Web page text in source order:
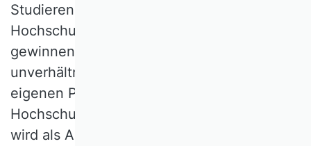
Studierenden gegenüber denen von
Hochschullehrenden her. Im Ergebnis
gewinnen damit Studierende
unverhältnismäßig viel Einfluss auf ihre
eigenen Prüfungsformate.
Hochschulprofessorinnen und -professoren
wird als Abschluss einer umfangreichen